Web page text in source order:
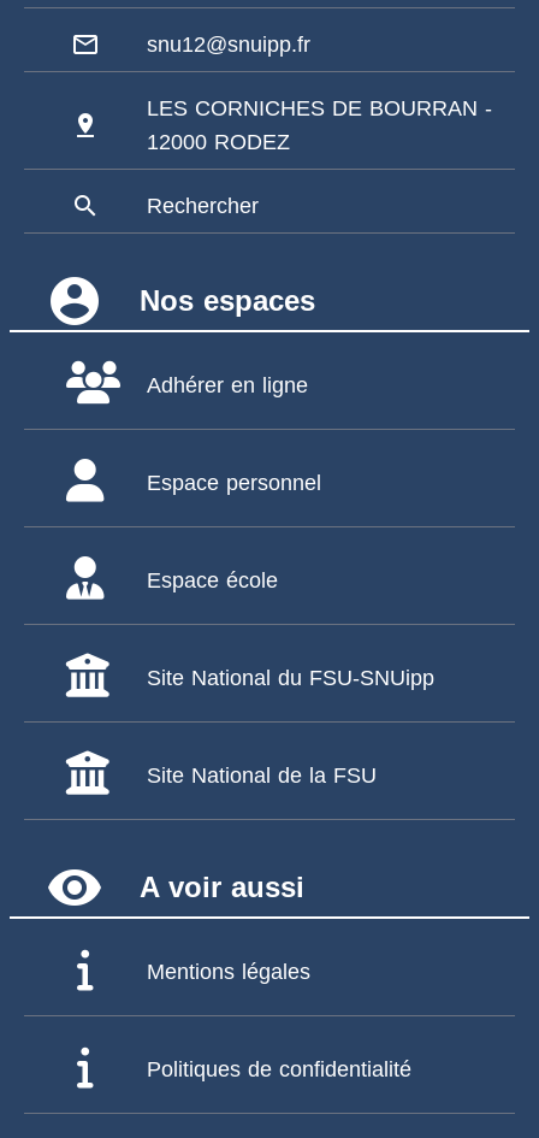
mail_outline snu12@snuipp.fr
pin_drop
LES CORNICHES DE BOURRAN -
12000 RODEZ
search Rechercher
account_circle Nos espaces
Adhérer en ligne
Espace personnel
Espace école
Site National du FSU-SNUipp
Site National de la FSU
remove_red_eye A voir aussi
Mentions légales
Politiques de confidentialité